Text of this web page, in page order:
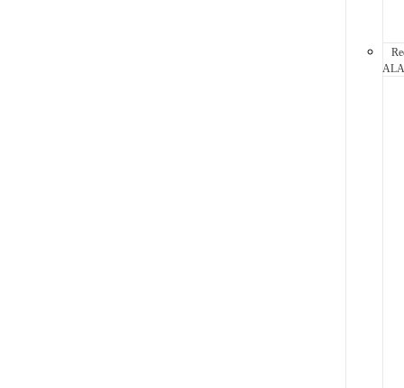
ALA